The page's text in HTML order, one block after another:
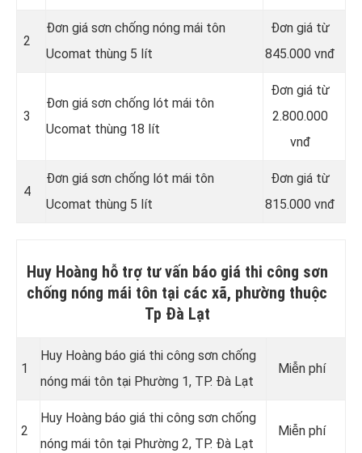
2
Đơn giá sơn chống nóng mái tôn
Ucomat thùng 5 lít
Đơn giá từ
845.000 vnđ
3
Đơn giá sơn chống lót mái tôn
Ucomat thùng 18 lít
Đơn giá từ
2.800.000
vnđ
4
Đơn giá sơn chống lót mái tôn
Ucomat thùng 5 lít
Đơn giá từ
815.000 vnđ
Huy Hoàng hỗ trợ tư vấn báo giá thi công sơn
chống nóng mái tôn tại các xã, phường thuộc
Tp Đà Lạt
1
Huy Hoàng báo giá thi công sơn chống
nóng mái tôn tại Phường 1, TP. Đà Lạt
Miễn phí
2
Huy Hoàng báo giá thi công sơn chống
nóng mái tôn tại Phường 2, TP. Đà Lạt
Miễn phí